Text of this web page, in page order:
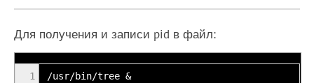
Для получения и записи pid в файл:
1
/usr/bin/tree &